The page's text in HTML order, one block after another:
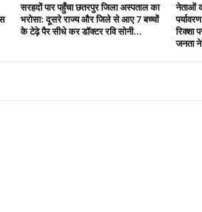
सरहदों पार पहुँचा छतरपुर जिला अस्पताल का
भरोसा: दूसरे राज्य और जिले से आए 7 बच्चों
के टेढ़े पैर सीधे कर डॉक्टर रवि सोनी...
नेताओं
रिक्शा
जनता